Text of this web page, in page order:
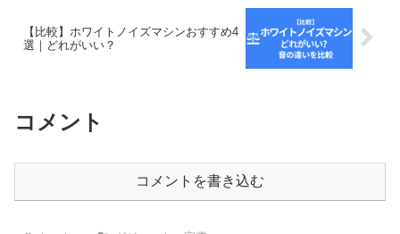
【比較】ホワイトノイズマシンおすすめ4
選｜どれがいい？
コメント
コメントを書き込む